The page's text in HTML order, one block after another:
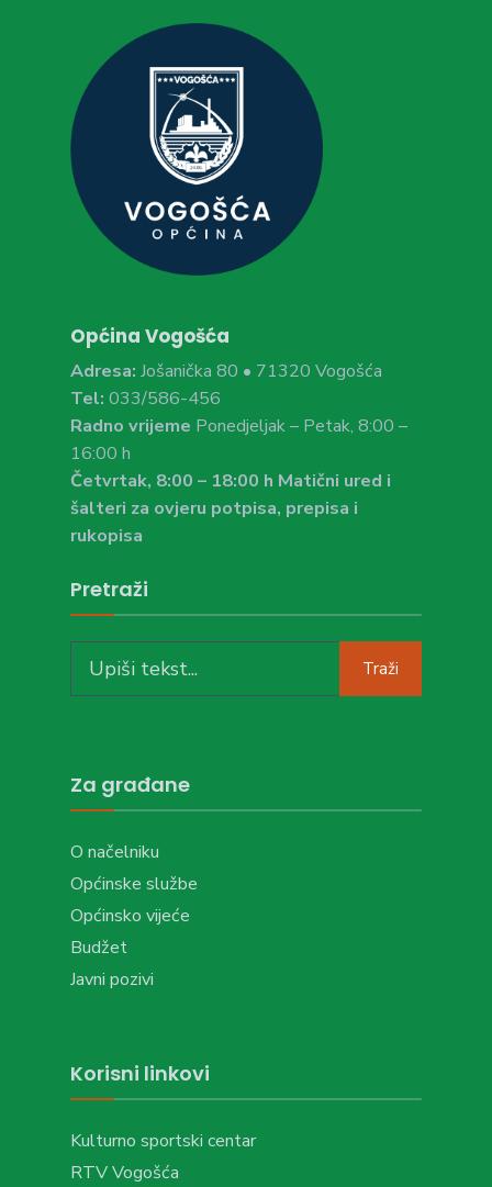
Općina Vogošća
Adresa: Jošanička 80 • 71320 Vogošća
Tel: 033/586-456
Radno vrijeme Ponedjeljak – Petak, 8:00 –
16:00 h
Četvrtak, 8:00 – 18:00 h Matični ured i
šalteri za ovjeru potpisa, prepisa i
rukopisa
Pretraži
for:
Traži
Za građane
O načelniku
Općinske službe
Općinsko vijeće
Budžet
Javni pozivi
Korisni linkovi
Kulturno sportski centar
RTV Vogošća